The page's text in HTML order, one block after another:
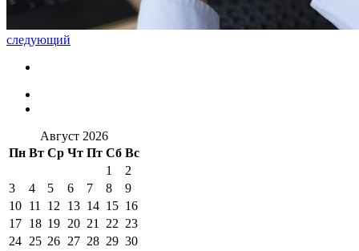
следующий
Август 2026
Пн Вт Ср Чт Пт Сб Вс
1
2
3
4 5 6 7 8
9
10 11 12 13 14 15 16
17 18 19 20 21 22 23
24 25 26 27 28 29 30